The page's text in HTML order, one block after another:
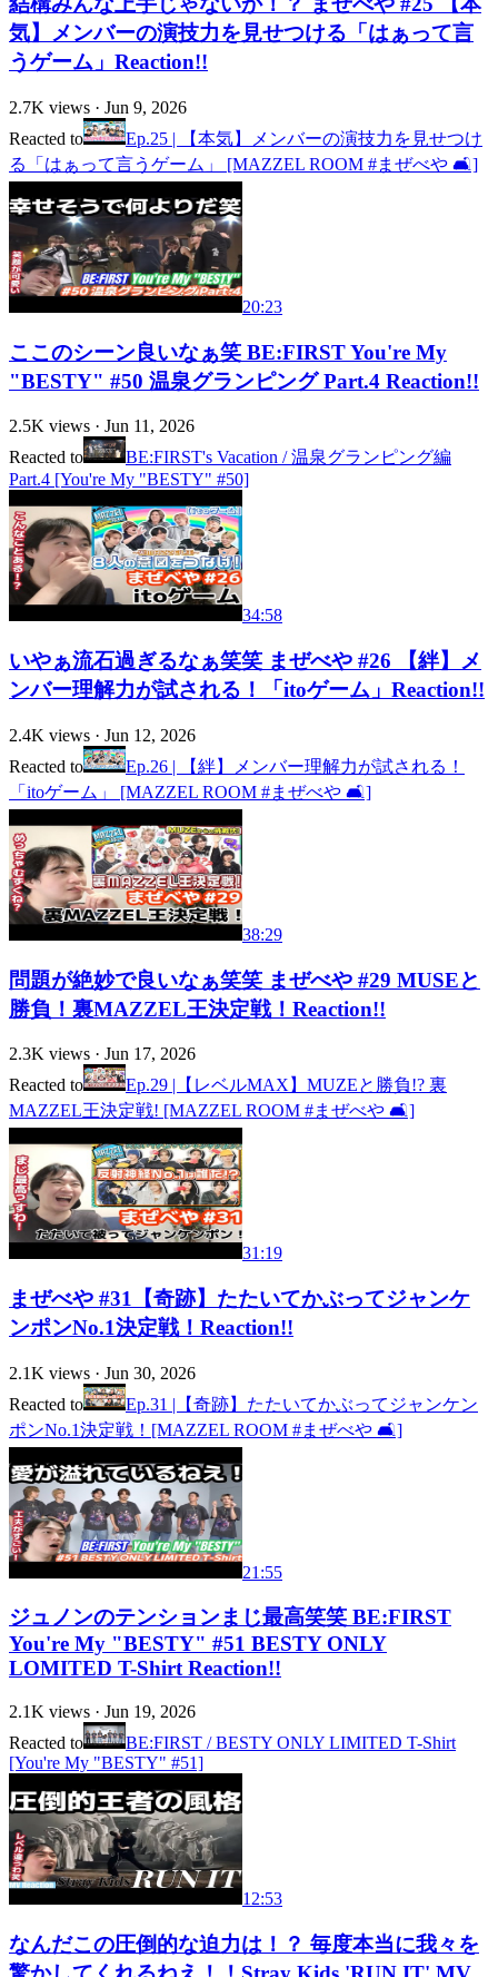
気】メンバーの演技力を見せつける「はぁって言
うゲーム」Reaction!!
2.7K views · Jun 9, 2026
Reacted to
Ep.25 | 【本気】メンバーの演技力を見せつけ
る「はぁって言うゲーム」 [MAZZEL ROOM #まぜべや 🛋️]
20:23
ここのシーン良いなぁ笑 BE:FIRST You're My
"BESTY" #50 温泉グランピング Part.4 Reaction!!
2.5K views · Jun 11, 2026
Reacted to
BE:FIRST's Vacation / 温泉グランピング編
Part.4 [You're My "BESTY" #50]
34:58
いやぁ流石過ぎるなぁ笑笑 まぜべや #26 【絆】メ
ンバー理解力が試される！「itoゲーム」Reaction!!
2.4K views · Jun 12, 2026
Reacted to
Ep.26 | 【絆】メンバー理解力が試される！
「itoゲーム」 [MAZZEL ROOM #まぜべや 🛋️]
38:29
問題が絶妙で良いなぁ笑笑 まぜべや #29 MUSEと
勝負！裏MAZZEL王決定戦！Reaction!!
2.3K views · Jun 17, 2026
Reacted to
Ep.29 |【レベルMAX】MUZEと勝負!? 裏
MAZZEL王決定戦! [MAZZEL ROOM #まぜべや 🛋️]
31:19
まぜべや #31【奇跡】たたいてかぶってジャンケ
ンポンNo.1決定戦！Reaction!!
2.1K views · Jun 30, 2026
Reacted to
Ep.31 |【奇跡】たたいてかぶってジャンケン
ポンNo.1決定戦！[MAZZEL ROOM #まぜべや 🛋️]
21:55
ジュノンのテンションまじ最高笑笑 BE:FIRST
You're My "BESTY" #51 BESTY ONLY
LOMITED T-Shirt Reaction!!
2.1K views · Jun 19, 2026
Reacted to
BE:FIRST / BESTY ONLY LIMITED T-Shirt
[You're My "BESTY" #51]
12:53
なんだこの圧倒的な迫力は！？ 毎度本当に我々を